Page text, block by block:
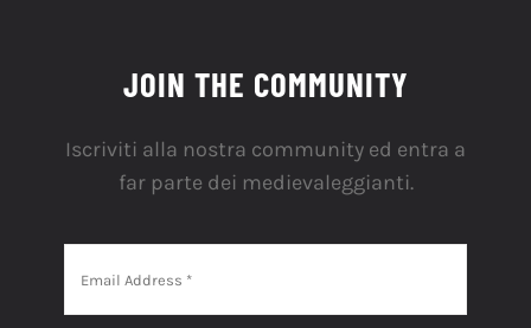
JOIN THE COMMUNITY
Iscriviti alla nostra community ed entra a
far parte dei medievaleggianti.